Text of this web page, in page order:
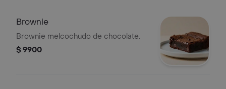
Brownie
Brownie melcochudo de chocolate.
$ 9900